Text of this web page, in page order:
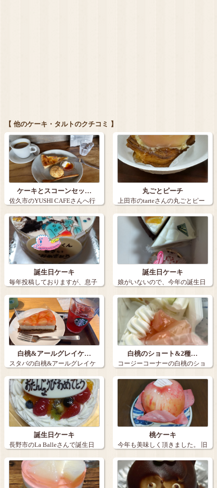
【 他のケーキ・タルトのクチコミ 】
ケーキとスコーンセッ…
佐久市のYUSHI CAFEさんへ行
きま…
丸ごとピーチ
上田市のtarteさんの丸ごとピー
チ。９…
誕生日ケーキ
毎年投稿しておりますが、息子
の誕生日ケー…
誕生日ケーキ
娘がいないので、今年の誕生日
ケーキは３個…
白桃&アールグレイケ…
スタバの白桃&アールグレイケ
ーキとアイス…
白桃のショート&2種…
コージーコーナーの白桃のショ
ートと2種の…
誕生日ケーキ
長野市のLa Balleさんで誕生日
ケー…
桃ケーキ
今年も美味しく頂きました。 旧
丸子の【…